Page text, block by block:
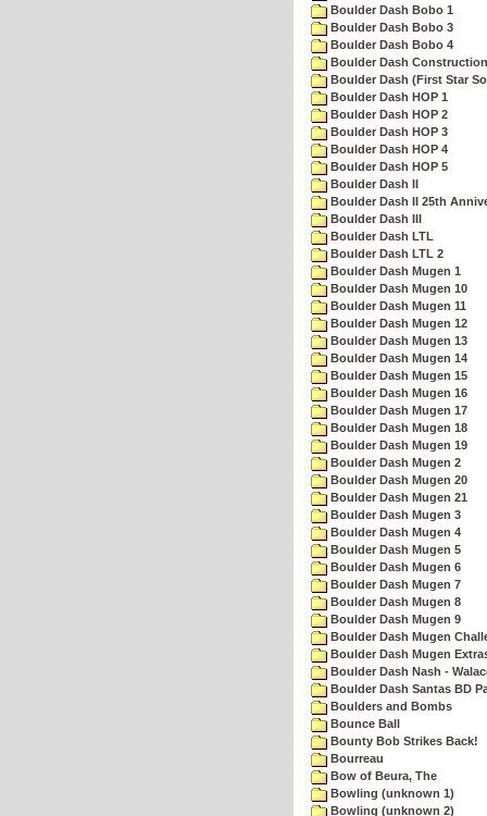
Boulder Dash Bobo 1
Boulder Dash Bobo 3
Boulder Dash Bobo 4
Boulder Dash
Boulder Dash (First Star
Boulder Dash HOP 1
Boulder Dash HOP 2
Boulder Dash HOP 3
Boulder Dash HOP 4
Boulder Dash HOP 5
Boulder Dash II
Boulder Dash II 25th
Boulder Dash III
Boulder Dash LTL
Boulder Dash LTL 2
Boulder Dash Mugen 1
Boulder Dash Mugen 10
Boulder Dash Mugen 11
Boulder Dash Mugen 12
Boulder Dash Mugen 13
Boulder Dash Mugen 14
Boulder Dash Mugen 15
Boulder Dash Mugen 16
Boulder Dash Mugen 17
Boulder Dash Mugen 18
Boulder Dash Mugen 19
Boulder Dash Mugen 2
Boulder Dash Mugen 20
Boulder Dash Mugen 21
Boulder Dash Mugen 3
Boulder Dash Mugen 4
Boulder Dash Mugen 5
Boulder Dash Mugen 6
Boulder Dash Mugen 7
Boulder Dash Mugen 8
Boulder Dash Mugen 9
Boulder Dash Mugen
Boulder Dash Mugen
Boulder Dash Nash -
Boulder Dash Santas BD
Boulders and Bombs
Bounce Ball
Bounty Bob Strikes Back!
Bourreau
Bow of Beura, The
Bowling (unknown 1)
Bowling (unknown 2)